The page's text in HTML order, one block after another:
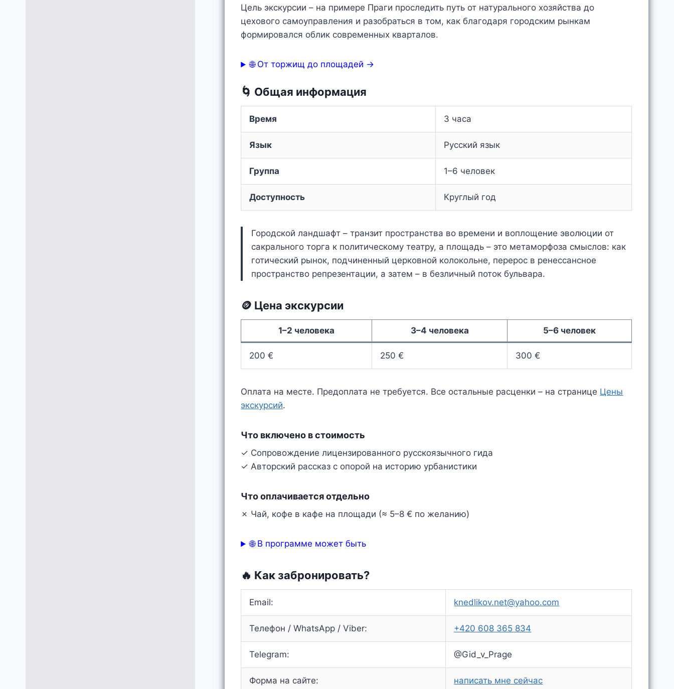
Цель экскурсии – на примере Праги проследить путь от натурального хозяйства до
цехового самоуправления и разобраться в том, как благодаря городским рынкам
формировался облик современных кварталов.
🌐 От торжищ до площадей →
🌀 Общая информация
Время 3 часа
Язык Русский язык
Группа 1–6 человек
Доступность Круглый год
Городской ландшафт – транзит пространства во времени и воплощение эволюции от
сакрального торга к политическому театру, а площадь – это метаморфоза смыслов: как
готический рынок, подчиненный церковной колокольне, перерос в ренессансное
пространство репрезентации, а затем – в безличный поток бульвара.
🪙 Цена экскурсии
1–2 человека 3–4 человека 5–6 человек
200 € 250 € 300 €
Оплата на месте. Предоплата не требуется. Все остальные расценки – на странице Цены
экскурсий.
Что включено в стоимость
✓ Сопровождение лицензированного русскоязычного гида
✓ Авторский рассказ с опорой на историю урбанистики
Что оплачивается отдельно
✗ Чай, кофе в кафе на площади (≈ 5–8 € по желанию)
🌐 В программе может быть
🔥 Как забронировать?
Email: knedlikov.net@yahoo.com
Телефон / WhatsApp / Viber: +420 608 365 834
Telegram: @Gid_v_Prage
Форма на сайте: написать мне сейчас